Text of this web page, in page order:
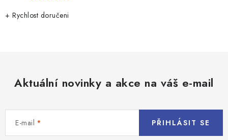
+ Rychlost doručeni
Aktuální novinky a akce na váš e-mail
E-mail PŘIHLÁSIT SE